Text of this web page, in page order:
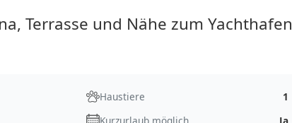
Terrasse und Nähe zum Yachthafen
Haustiere
1